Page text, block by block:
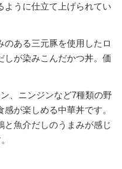
ように仕立て上げられてい
のある三元豚を使用したロ
しが染みこんだかつ丼。価
、ニンジンなど7種類の野
が楽しめる中華丼です。
魚介だしのうまみが感じ